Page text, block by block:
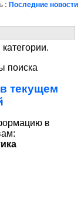
: Последние новости
поиска
текущем
в